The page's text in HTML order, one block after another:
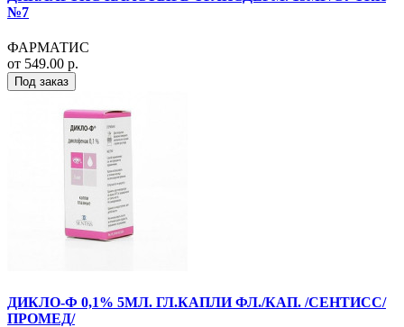
№7
ФАРМАТИС
от 549.00 р.
Под заказ
ДИКЛО-Ф 0,1% 5МЛ. ГЛ.КАПЛИ ФЛ./КАП. /СЕНТИСС/
ПРОМЕД/